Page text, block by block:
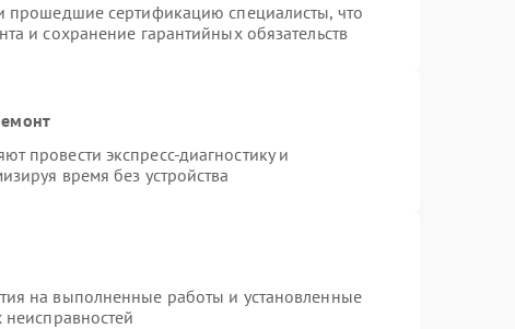
прошедшие сертификацию специалисты, что
и сохранение гарантийных обязательств
провести экспресс-диагностику и
время без устройства
на выполненные работы и установленные